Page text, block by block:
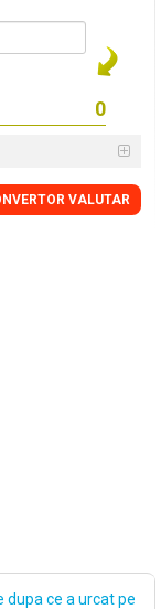
VALUTAR
dupa ce a urcat pe